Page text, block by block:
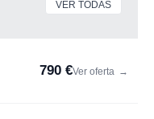
VER TODAS
790 €Ver oferta →